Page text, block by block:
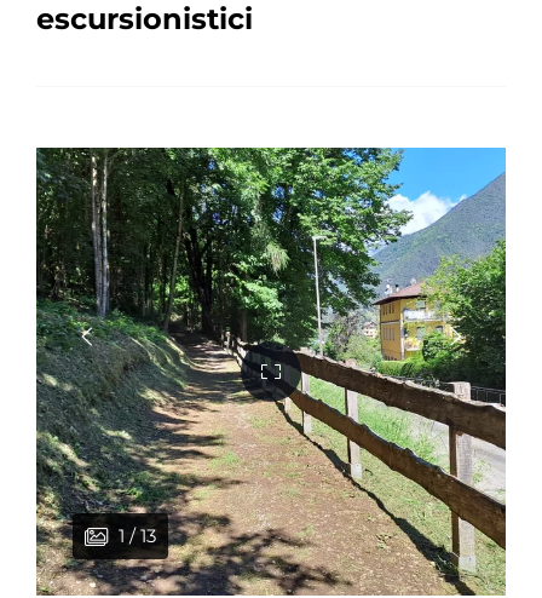
escursionistici
1 / 13
2 / 13
3 / 13
4 / 13
5 / 13
6 / 13
7 / 13
8 / 13
9 / 13
10 / 13
11 / 13
12 / 13
13 / 13